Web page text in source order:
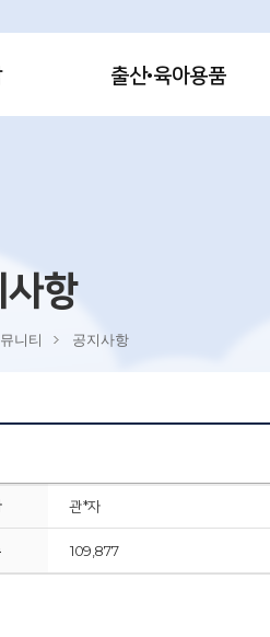
출산·육아용품
항
니티 공지사항
관*자
109,877